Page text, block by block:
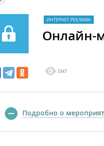
ИНТЕРНЕТ-РЕКЛАМА
Онлайн-
3347
Подробно о